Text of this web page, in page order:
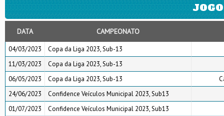
DATA CAMPEONATO
04/03/2023
Copa da Liga 2023, Sub-13
11/03/2023
Copa da Liga 2023, Sub-13
06/05/2023
Copa da Liga 2023, Sub-13
24/06/2023
Confidence Veículos Municipal 2023, Sub13
01/07/2023
Confidence Veículos Municipal 2023, Sub13